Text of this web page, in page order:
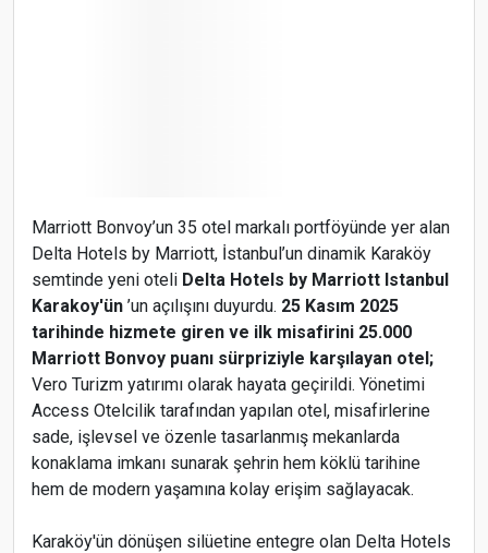
Marriott Bonvoy’un 35 otel markalı portföyünde yer alan
Delta Hotels by Marriott, İstanbul’un dinamik Karaköy
semtinde yeni oteli Delta Hotels by Marriott Istanbul
Karakoy'ün ’un açılışını duyurdu. 25 Kasım 2025
tarihinde hizmete giren ve ilk misafirini 25.000
Marriott Bonvoy puanı sürpriziyle karşılayan otel;
Vero Turizm yatırımı olarak hayata geçirildi. Yönetimi
Access Otelcilik tarafından yapılan otel, misafirlerine
sade, işlevsel ve özenle tasarlanmış mekanlarda
konaklama imkanı sunarak şehrin hem köklü tarihine
hem de modern yaşamına kolay erişim sağlayacak.
Karaköy'ün dönüşen silüetine entegre olan Delta Hotels